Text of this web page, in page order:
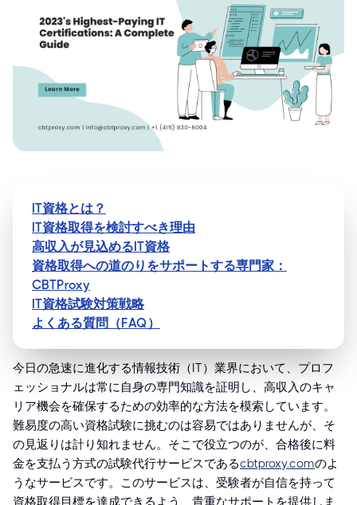
IT資格とは？
IT資格取得を検討すべき理由
高収入が見込めるIT資格
資格取得への道のりをサポートする専門家：
CBTProxy
IT資格試験対策戦略
よくある質問（FAQ）
今日の急速に進化する情報技術（IT）業界において、プロフ
ェッショナルは常に自身の専門知識を証明し、高収入のキャ
リア機会を確保するための効率的な方法を模索しています。
難易度の高い資格試験に挑むのは容易ではありませんが、そ
の見返りは計り知れません。そこで役立つのが、合格後に料
金を支払う方式の試験代行サービスであるcbtproxy.comのよ
うなサービスです。このサービスは、受験者が自信を持って
資格取得目標を達成できるよう、貴重なサポートを提供しま